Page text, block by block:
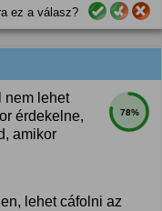
ez a válasz?
78%
nem lehet
érdekelne,
amikor
lehet cáfolni az